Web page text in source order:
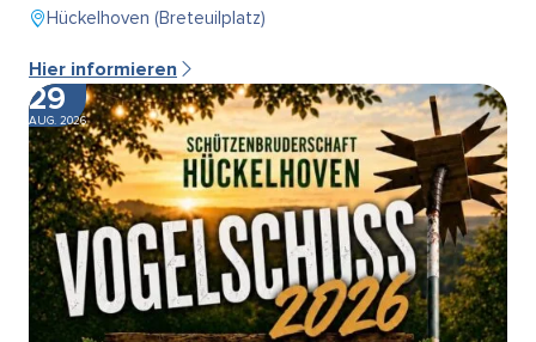
Hückelhoven (Breteuilplatz)
Hier informieren
29
AUG. 2026